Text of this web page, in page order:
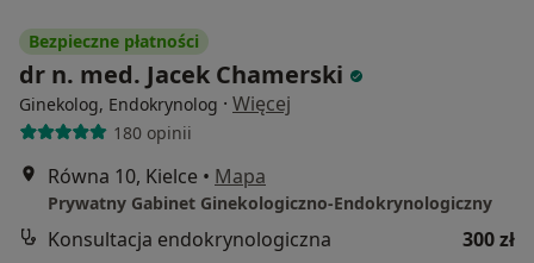
Bezpieczne płatności
dr n. med. Jacek Chamerski
Ginekolog, Endokrynolog · Więcej
180 opinii
Równa 10, Kielce • Mapa
Prywatny Gabinet Ginekologiczno-Endokrynologiczny
Konsultacja endokrynologiczna
300 zł